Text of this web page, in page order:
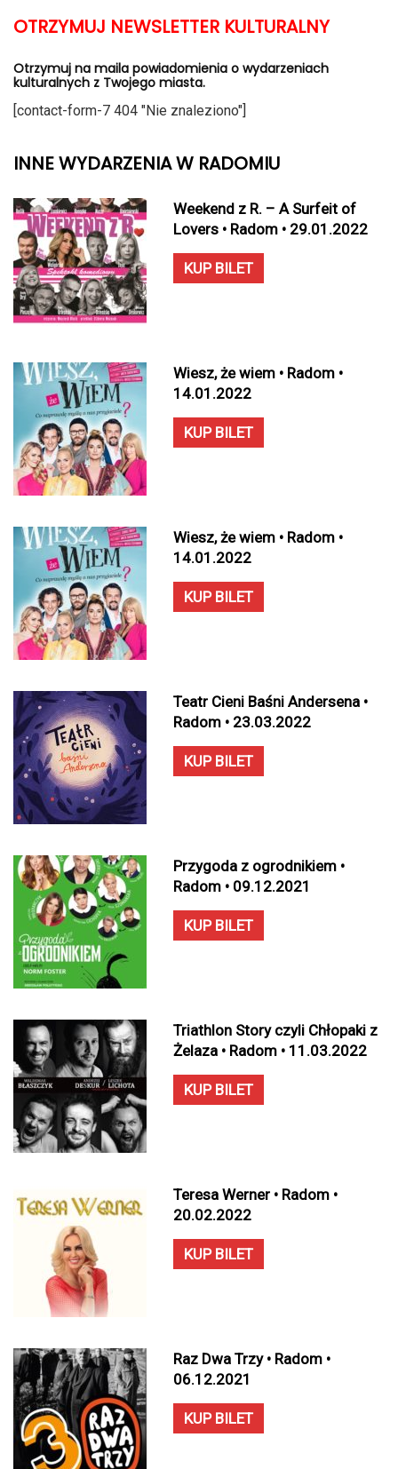
OTRZYMUJ NEWSLETTER KULTURALNY
Otrzymuj na maila powiadomienia o wydarzeniach
kulturalnych z Twojego miasta.
[contact-form-7 404 "Nie znaleziono"]
INNE WYDARZENIA W RADOMIU
Weekend z R. – A Surfeit of
Lovers • Radom • 29.01.2022
KUP BILET
Wiesz, że wiem • Radom •
14.01.2022
KUP BILET
Wiesz, że wiem • Radom •
14.01.2022
KUP BILET
Teatr Cieni Baśni Andersena •
Radom • 23.03.2022
KUP BILET
Przygoda z ogrodnikiem •
Radom • 09.12.2021
KUP BILET
Triathlon Story czyli Chłopaki z
Żelaza • Radom • 11.03.2022
KUP BILET
Teresa Werner • Radom •
20.02.2022
KUP BILET
Raz Dwa Trzy • Radom •
06.12.2021
KUP BILET